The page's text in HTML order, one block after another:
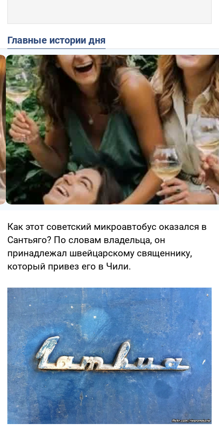
Главные истории дня
Как этот советский микроавтобус оказался в
Сантьяго? По словам владельца, он
принадлежал швейцарскому священнику,
который привез его в Чили.